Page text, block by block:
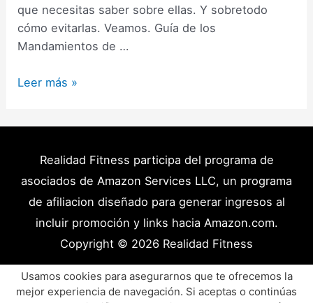
que necesitas saber sobre ellas. Y sobretodo
cómo evitarlas. Veamos. Guía de los
Mandamientos de …
Grasas
Dónde
Cómo
evitarlas
Leer más »
Realidad Fitness participa del programa de
asociados de Amazon Services LLC, un programa
de afiliacion diseñado para generar ingresos al
incluir promoción y links hacia Amazon.com.
Copyright © 2026 Realidad Fitness
Políticas de Privacidad – Términos y Condiciones
Disclaimer Médico
Contacto Artículos
Usamos cookies para asegurarnos que te ofrecemos la
mejor experiencia de navegación. Si aceptas o continúas